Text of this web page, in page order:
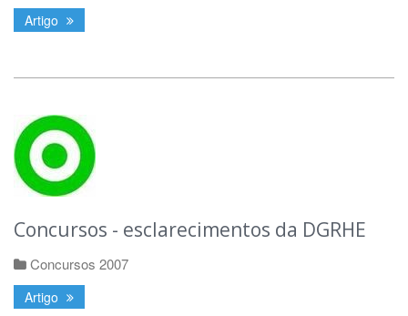
Artigo
Concursos - esclarecimentos da DGRHE
Concursos 2007
Artigo